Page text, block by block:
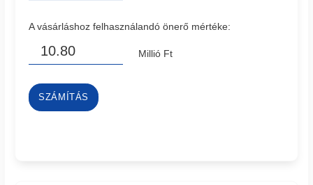
A vásárláshoz felhasználandó önerő mértéke:
Millió Ft
SZÁMÍTÁS